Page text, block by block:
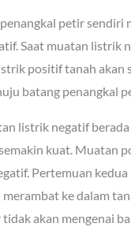
petir sendiri
Saat muatan listrik
positif tanah akan
batang penangkal
listrik negatif
kuat. Muatan
Pertemuan
merambat ke dalam
akan mengenai